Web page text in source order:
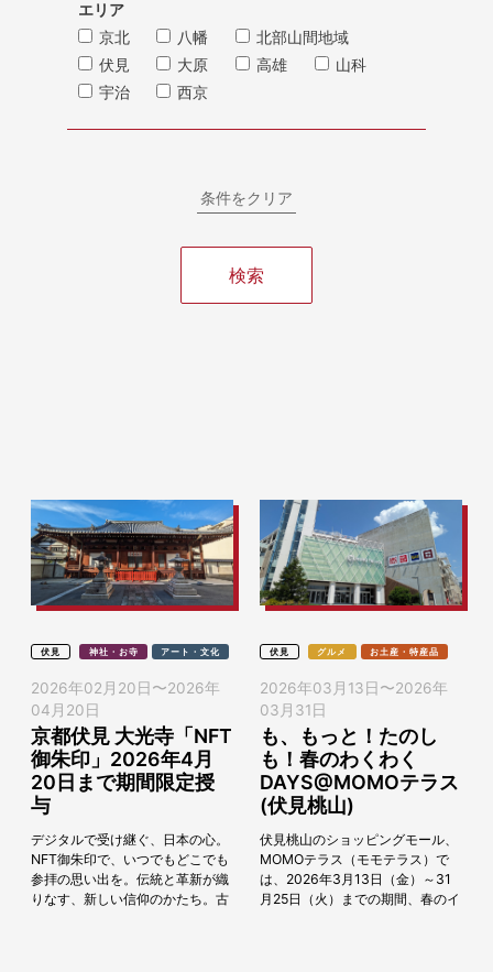
エリア
京北
八幡
北部山間地域
伏見
大原 高雄
山科
宇治
西京
条件をクリア
伏見 神社・お寺 アート・文化
2026年02月20日 〜2026年
04月20日
京都伏見 大光寺「NFT
御朱印」2026年4月
20日まで期間限定授
与
デジタルで受け継ぐ、日本の心。
NFT御朱印で、いつでもどこでも
参拝の思い出を。伝統と革新が織
りなす、新しい信仰のかたち。古
伏見 グルメ お土産・特産品
2026年03月13日 〜2026年
03月31日
も、もっと！たのし
も！春のわくわく
DAYS@MOMOテラス
(伏見桃山)
伏見桃山のショッピングモール、
MOMOテラス（モモテラス）で
は、2026年3月13日（金）～31
月25日（火）までの期間、春のイ